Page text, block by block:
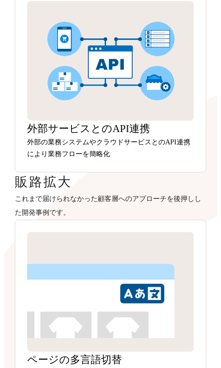
外部サービスとのAPI連携
外部の業務システムやクラウドサービスとのAPI連携
により業務フローを簡略化
販路拡大
これまで届けられなかった顧客層へのアプローチを後押しし
た開発事例です。
ページの多言語切替